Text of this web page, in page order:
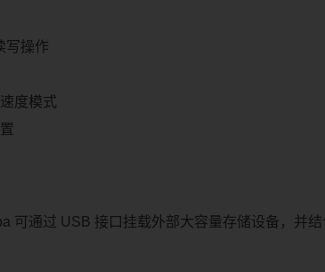
写操作
度模式
可通过 USB 接口挂载外部大容量存储设备，并